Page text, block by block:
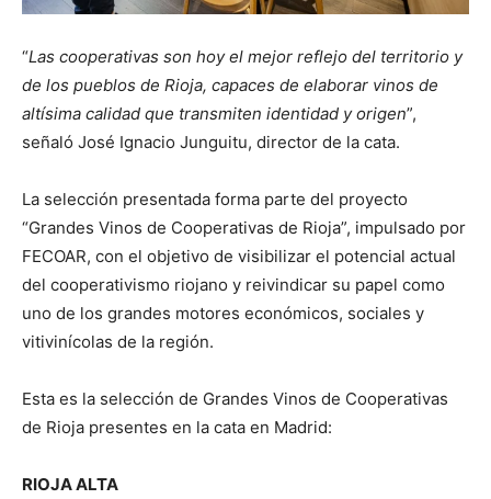
“Las cooperativas son hoy el mejor reflejo del territorio y
de los pueblos de Rioja, capaces de elaborar vinos de
altísima calidad que transmiten identidad y origen”,
señaló José Ignacio Junguitu, director de la cata.
La selección presentada forma parte del proyecto
“Grandes Vinos de Cooperativas de Rioja”, impulsado por
FECOAR, con el objetivo de visibilizar el potencial actual
del cooperativismo riojano y reivindicar su papel como
uno de los grandes motores económicos, sociales y
vitivinícolas de la región.
Esta es la selección de Grandes Vinos de Cooperativas
de Rioja presentes en la cata en Madrid:
RIOJA ALTA